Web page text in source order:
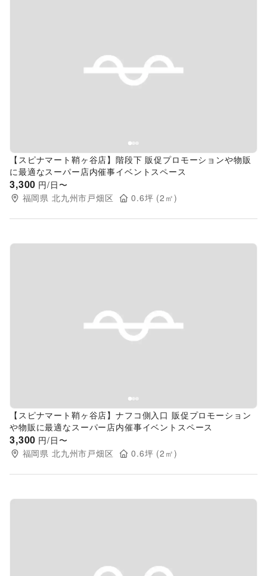
Previous slide
【スピナマート鞘ヶ谷店】階段下 販促プロモーションや物販
に最適なスーパー店内催事イベントスペース
3,300 円/日〜
福岡県 北九州市戸畑区 0.6坪 (2 ㎡)
Previous slide
【スピナマート鞘ヶ谷店】ナフコ側入口 販促プロモーション
や物販に最適なスーパー店内催事イベントスペース
3,300 円/日〜
福岡県 北九州市戸畑区 0.6坪 (2 ㎡)